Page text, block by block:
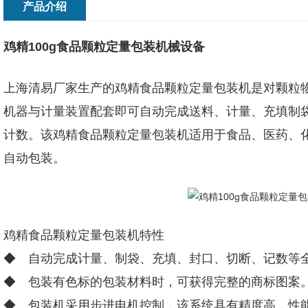
产品介绍
鸡精100g食品颗粒定量包装机械设备
上海清易厂家生产的鸡精食品颗粒定量包装机是对颗
机器与计量装置配套即可自动完成送料、计量、充填
计数。该鸡精食品颗粒定量包装机适用于食品、医药
自动包装。
鸡精食品颗粒定量包装机特性
◆ 自动完成计量、制袋、充填、封口、切断、记数等
◆ 包装有色标的包装材料时，可获得完整的商标图案
◆ 包装机采用步进电机控制，该系统具有精度高，性